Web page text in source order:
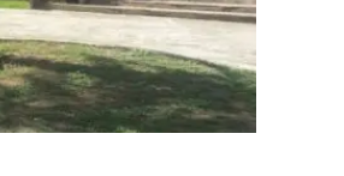
hermoso
chalet ubicado
Rafael […]